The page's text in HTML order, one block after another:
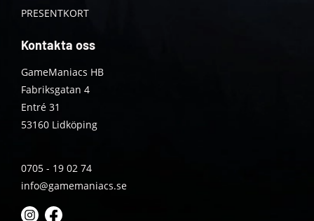
PRESENTKORT
Kontakta oss
GameManiacs HB
Fabriksgatan 4
Entré 31
53160 Lidköping
0705 - 19 02 74
info@gamemaniacs.se